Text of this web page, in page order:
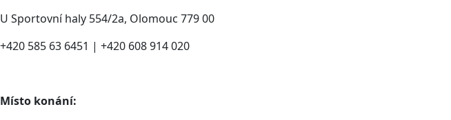
U Sportovní haly 554/2a, Olomouc 779 00
+420 585 63 6451 | +420 608 914 020
Místo konání: